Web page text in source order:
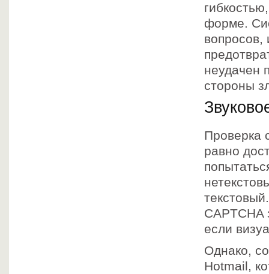
форме.
неудачен
стороны
Проверка
равно
если
Однако,
Hotmail,